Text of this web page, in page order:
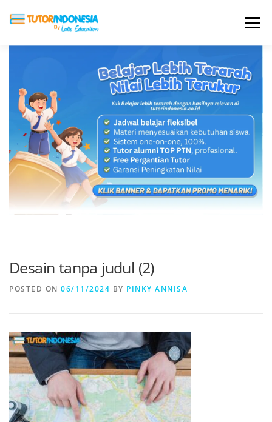
Menu
ABOUT US JADI PENGAJAR
BIAYA LES TESTIMONI PROFIL ALUMNI
BLOG DAFTAR SEKOLAH
Desain tanpa judul (2)
POSTED ON 06/11/2024 BY PINKY ANNISA